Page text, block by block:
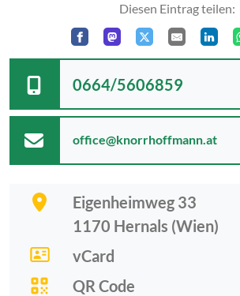
Diesen Eintrag teilen:
Eigenheimweg 33
1170 Hernals (Wien)
vCard
QR Code
0664/5606859
office@knorrhoffmann.at